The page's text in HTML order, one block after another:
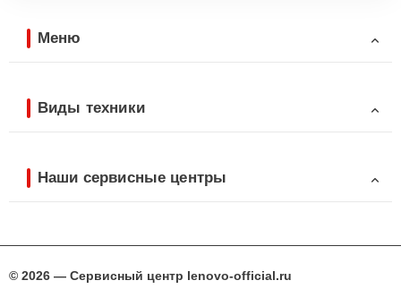
Меню
Виды техники
Наши сервисные центры
© 2026 — Сервисный центр lenovo-official.ru